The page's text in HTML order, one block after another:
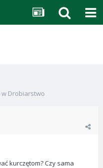
w Drobiarstwo
kurczętom? Czy sama